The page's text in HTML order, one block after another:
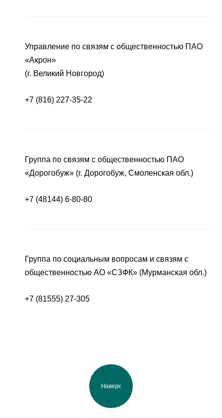
Управление по связям с общественностью ПАО
«Акрон»
(г. Великий Новгород)
+7 (816) 227-35-22
Группа по связям с общественностью ПАО
«Дорогобуж» (г. Дорогобуж, Смоленская обл.)
+7 (48144) 6-80-80
Группа по социальным вопросам и связям с
общественностью АО «СЗФК» (Мурманская обл.)
+7 (81555) 27-305
Наверх